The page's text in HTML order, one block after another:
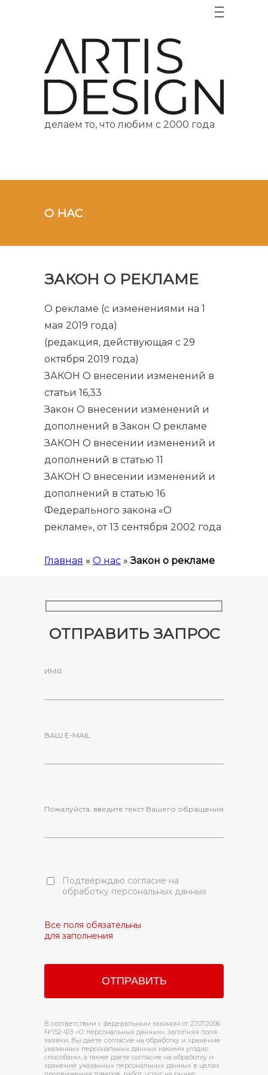
делаем то, что любим с 2000 года
О НАС
ЗАКОН О РЕКЛАМЕ
О рекламе (с изменениями на 1
мая 2019 года)
(редакция, действующая с 29
октября 2019 года)
ЗАКОН О внесении изменений в
статьи 16,33
Закон О внесении изменений и
дополнений в Закон О рекламе
ЗАКОН О внесении изменений и
дополнений в статью 11
ЗАКОН О внесении изменений и
дополнений в статью 16
Федерального закона «О
рекламе», от 13 сентября 2002 года
Главная » О нас »Закон о рекламе
ОТПРАВИТЬ ЗАПРОС
ИМЯ
ВАШ E-MAIL
Пожалуйста, введите текст Вашего обращения
Подтверждаю согласие на
обработку персональных данных
Все поля обязательны
для заполнения
В соответствии с федеральным законом от 27.07.2006
№152-ФЗ «О персональных данных», заполняя поля
заявки, Вы даете согласие на обработку и хранение
указанных персональных данных какими угодно
способами, а также даете согласие на обработку и
хранение указанных персональных данных в целях